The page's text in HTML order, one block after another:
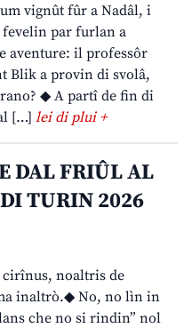
vignût fûr a Nadâl, i
fevelin par furlan a
aventure: il professôr
Blik a provin di svolâ,
◆ A partî de fin di
[…] lei di plui +
DAL FRIÛL AL
TURIN 2026
cirînus, noaltris de
inaltrò.◆ No, no lìn in
che no si rindin” nol